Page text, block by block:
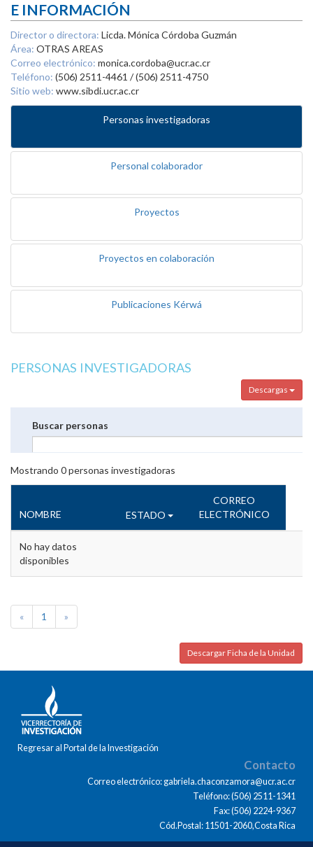
E INFORMACIÓN
Director o directora: Licda. Mónica Córdoba Guzmán
Área: OTRAS AREAS
Correo electrónico: monica.cordoba@ucr.ac.cr
Teléfono: (506) 2511-4461 / (506) 2511-4750
Sitio web: www.sibdi.ucr.ac.cr
Personas investigadoras
Personal colaborador
Proyectos
Proyectos en colaboración
Publicaciones Kérwá
PERSONAS INVESTIGADORAS
Descargas
Buscar personas
Mostrando 0personas investigadoras
NOMBRE ESTADO
CORREO
ELECTRÓNICO
No hay datos
disponibles
« 1 »
Descargar Ficha de la Unidad
Regresar al Portal de la Investigación
Contacto
Correo electrónico: gabriela.chaconzamora@ucr.ac.cr
Teléfono: (506) 2511-1341
Fax: (506) 2224-9367
Cód.Postal: 11501-2060,Costa Rica